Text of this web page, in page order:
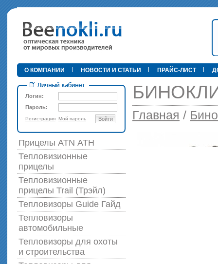
•
89 000
О КОМПАНИИ НОВОСТИ И СТАТЬИ ПРАЙС-ЛИСТ
Логин:
Пароль:
Регистрация Мой пароль Войти
Прицелы ATN АТН
Тепловизионные
прицелы
Тепловизионные
прицелы Trail (Трэйл)
Тепловизоры Guide Гайд
Тепловизоры
автомобильные
Тепловизоры для охоты
и строительства
Главная /